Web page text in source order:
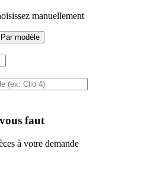
manuellement
modèle
faut
à votre demande